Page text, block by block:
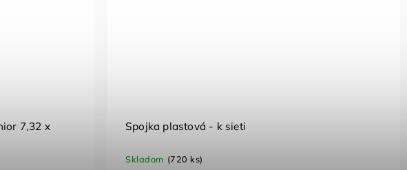
7,32 x
Spojka plastová - k sieti
Skladom (720 ks)